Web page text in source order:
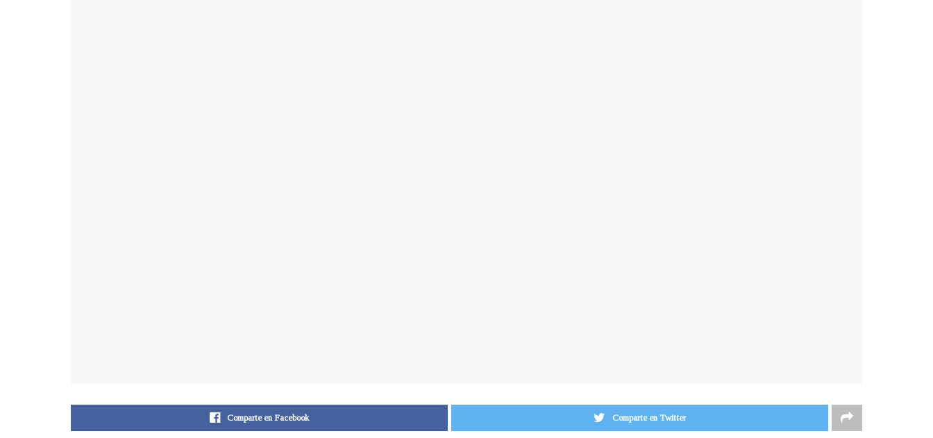
Comparte en Facebook Comparte en Twitter